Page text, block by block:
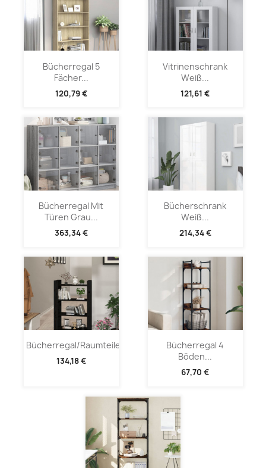
Bücherregal 5
Fächer...
120,79 €
Vitrinenschrank
Weiß...
121,61 €
Bücherregal Mit
Türen Grau...
363,34 €
Bücherschrank
Weiß...
214,34 €
Bücherregal/Raumteiler...
134,18 €
Bücherregal 4
Böden...
67,70 €